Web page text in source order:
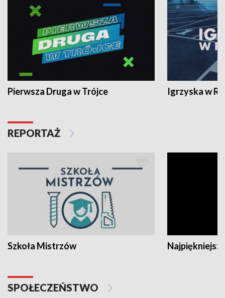
Pierwsza Druga w Trójce Igrzyska w
REPORTAŻ
Szkoła Mistrzów
SPOŁECZEŃSTWO